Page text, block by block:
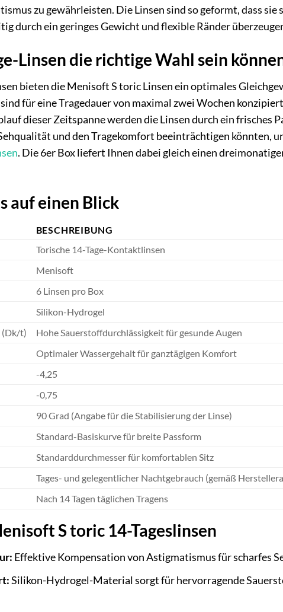
zu gewährleisten. Die Linsen sind so geformt, dass
durch ein geringes Gewicht und flexible Ränder
Linsen die richtige Wahl sein
bieten die Menisoft S toric Linsen ein optimales
für eine Tragedauer von maximal zwei Wochen
dieser Zeitspanne werden die Linsen durch ein frisches
und den Tragekomfort beeinträchtigen könnten,
. Die 6er Box liefert Ihnen dabei gleich einen
auf einen Blick
BESCHREIBUNG
Torische 14-Tage-Kontaktlinsen
Menisoft
6 Linsen pro Box
Silikon-Hydrogel
(Dk/t)
Hohe Sauerstoffdurchlässigkeit für gesunde Augen
Optimaler Wassergehalt für ganztägigen Komfort
-4,25
-0,75
90 Grad (Angabe für die Stabilisierung der Linse)
Standard-Basiskurve für breite Passform
Standarddurchmesser für komfortablen Sitz
Tages- und gelegentlicher Nachtgebrauch (gemäß
Nach 14 Tagen täglichen Tragens
S toric 14-Tageslinsen
Effektive Kompensation von Astigmatismus für scharfes
Silikon-Hydrogel-Material sorgt für hervorragende